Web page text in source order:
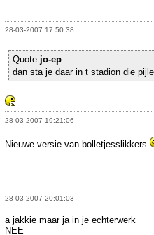
28-03-2007 17:50:38
Quote jo-ep:
dan sta je daar in t stadion die
28-03-2007 19:21:06
Nieuwe versie van bolletjesslikkers
28-03-2007 20:01:03
a jakkie maar ja in je echterwerk
NEE